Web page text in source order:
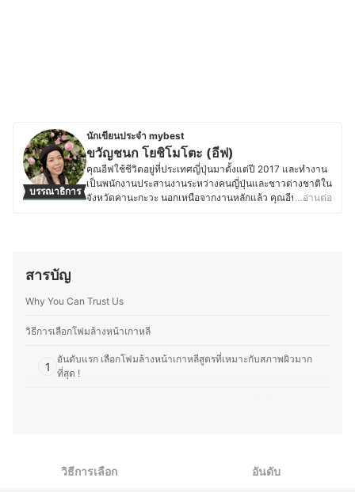
บรรณาธิการ
นักเขียนประจำ mybest
ขวัญชนก โยชิโมโตะ (อีฟ)
คุณอีฟใช้ชีวิตอยู่ที่ประเทศญี่ปุ่นมาตั้งแต่ปี 2017 และทำงาน
เป็นพนักงานประสานงานระหว่างคนญี่ปุ่นและชาวต่างชาติใน
จังหวัดคานะกะวะ นอกเหนือจากงานหลักแล้ว คุณอีฟยัง
หน้าออกงาน ทำให้คุณอีฟเข้าใจการเลือกใช้ผลิตภัณฑ์ให้
งามแล้ว คุณอีฟยังรักการทำอาหาร โดยเฉพาะการคิดค้นสูตร
อาหารไทยให้กับคนญี่ปุ่นเป็นครั้งคราว จึงชอบทดลองวัตถุดิบ
ที่หาได้ในญี่ปุ่น และปรับรสชาติให้เข้ากับวัฒนธรรมการกิน
…อ่านต่อ
สารบัญ
Why You Can Trust Us
วิธีการเลือกโฟมล้างหน้าเกาหลี
1
อันดับแรก เลือกโฟมล้างหน้าเกาหลีสูตรที่เหมาะกับสภาพผิวมาก
ที่สุด !
วิธีการเลือก อันดับ